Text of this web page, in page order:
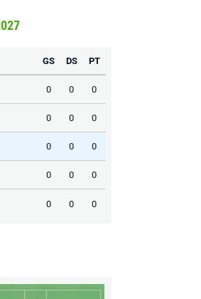
GS DS PT
0 0 0
0 0 0
0 0 0
0 0 0
0 0 0